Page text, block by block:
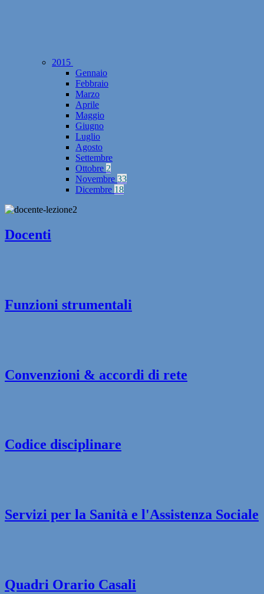
2015
Gennaio
Febbraio
Marzo
Aprile
Maggio
Giugno
Luglio
Agosto
Settembre
Ottobre 2
Novembre 33
Dicembre 18
Docenti
Funzioni strumentali
Convenzioni & accordi di rete
Codice disciplinare
Servizi per la Sanità e l'Assistenza Sociale
Quadri Orario Casali